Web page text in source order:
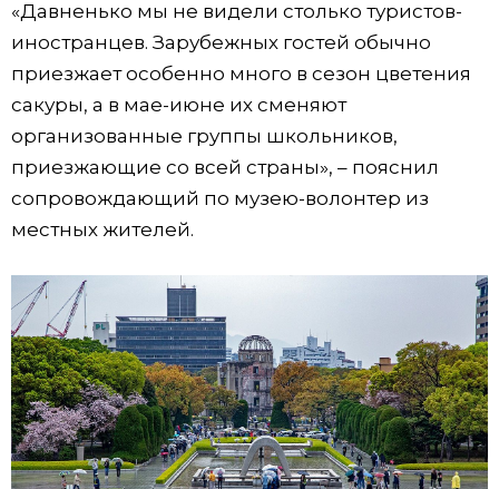
«Давненько мы не видели столько туристов-
иностранцев. Зарубежных гостей обычно
приезжает особенно много в сезон цветения
сакуры, а в мае-июне их сменяют
организованные группы школьников,
приезжающие со всей страны», – пояснил
сопровождающий по музею-волонтер из
местных жителей.